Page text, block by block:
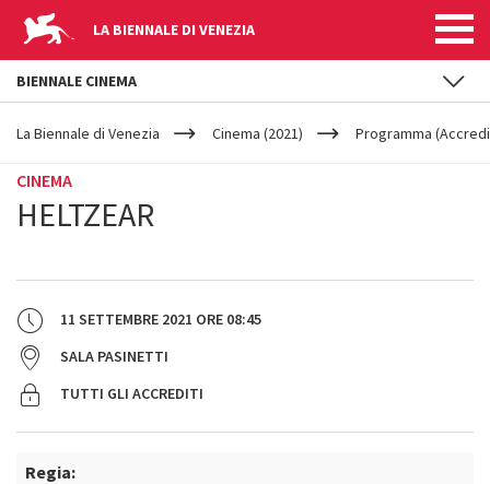
LA BIENNALE DI VENEZIA
YOUR
ARE
La Biennale di Venezia Cinema (2021) Programma
CINEMA
HELTZEAR
11 SETTEMBRE 2021 ORE 08:45
SALA PASINETTI
TUTTI GLI ACCREDITI
Regia:
BIENNALE CINEMA